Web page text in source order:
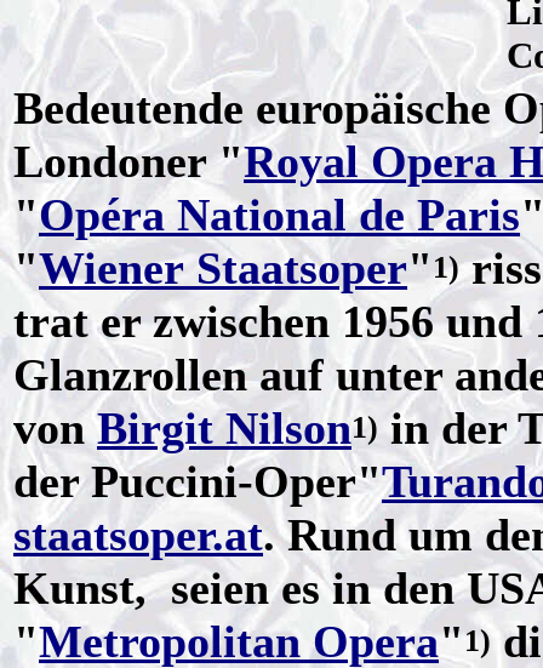
Bedeutende europäische
Londoner "Royal Opera
"Opéra National de Paris
"Wiener Staatsoper" 1)
trat er zwischen 1956
Glanzrollen auf unter
vonBirgit Nilson1) in der
der Puccini-Oper"
staatsoper.at. Rund um
Kunst, seien es in den
"Metropolitan Opera"1)